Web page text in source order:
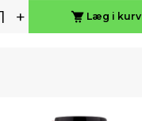
+ Læg i kurv